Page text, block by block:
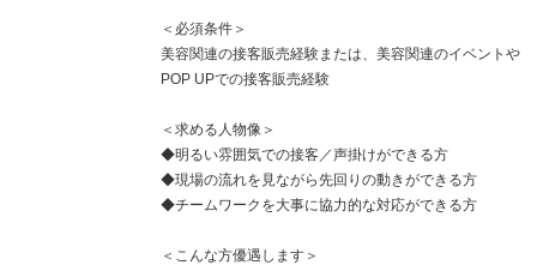
＜必須条件＞
美容関連の接客販売経験または、美容関連のイベントや
POP UPでの接客販売経験
＜求める人物像＞
◆明るい雰囲気での接客／声掛けができる方
◆現場の流れを見ながら先回りの動きができる方
◆チームワークを大事に協力的な対応ができる方
＜こんな方優遇します＞